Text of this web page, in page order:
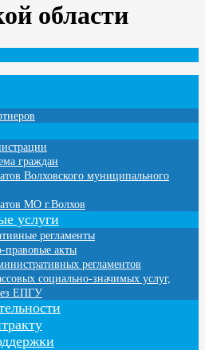
области
граждан
Волховского муниципального
МО г.Волхов
услуги
регламенты
правовые акты
регламентов
социально-значимых услуг,
ЕПГУ